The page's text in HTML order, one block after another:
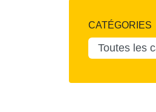
CATÉGORIES